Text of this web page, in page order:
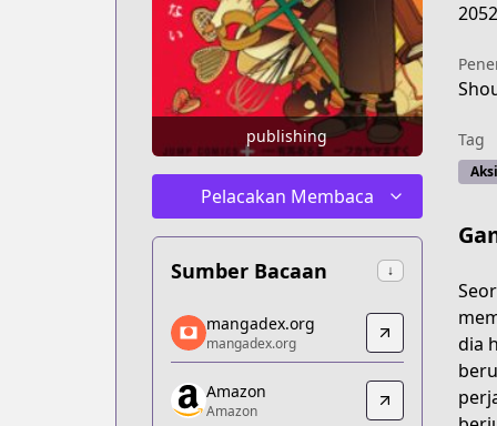
publishing
Pelacakan Membaca
Sumber Bacaan ↓
mangadex.org
mangadex.org
https://mangadex.org/title/8d2e9520-
Amazon
mangadex.org
mangadex.org
Amazon
Amazon
Tag
Aksi
dia